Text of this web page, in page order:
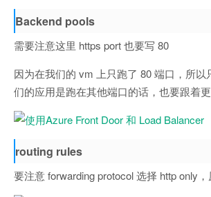
Backend pools
需要注意这里 https port 也要写 80
因为在我们的 vm 上只跑了 80 端口，所以
们的应用是跑在其他端口的话，也要跟着
routing rules
要注意 forwarding protocol 选择 http only